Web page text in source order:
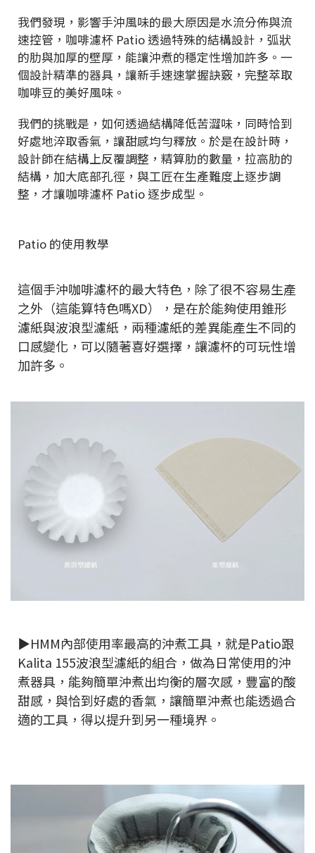
我們發現，影響手沖風味的最大原因是水流分佈與流
速控管，咖啡濾杯 Patio 透過特殊的結構設計，弧狀
的肋與加厚的壁厚，能讓沖煮的穩定性增加許多。一
個設計精準的器具，讓新手速速掌握訣竅，完整萃取
咖啡豆的美好風味。
我們的挑戰是，如何透過結構降低苦澀味，同時恰到
好處地淬取香氣，讓甜感均勻釋放。於是在設計時，
設計師在結構上反覆調整，精算肋的數量，拉高肋的
結構，加大底部孔徑，與工匠在生產難度上逐步調
整，才讓咖啡濾杯 Patio 逐步成型。
Patio 的使用教學
這個手沖咖啡濾杯的最大特色，除了很不容易生產
之外（這能算特色嗎XD），是在於能夠使用錐形
濾紙與波浪型濾紙，兩種濾紙的差異能產生不同的
口感變化，可以隨著喜好選擇，讓濾杯的可玩性增
加許多。
▶HMM內部使用率最高的沖煮工具，就是Patio跟
Kalita 155波浪型濾紙的組合，做為日常使用的沖
煮器具，能夠簡單沖煮出均衡的層次感，豐富的酸
甜感，與恰到好處的香氣，讓簡單沖煮也能透過合
適的工具，得以提升到另一種境界。